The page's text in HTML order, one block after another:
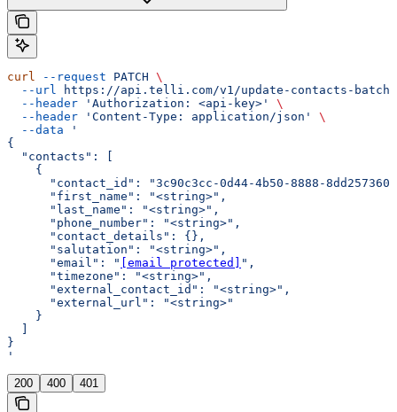
curl --request PATCH \
  --url
https://api.telli.com/v1/update-contacts-batch
  --header
'Authorization: <api-key>'
\
  --header
'Content-Type: application/json'
\
  --data
'
{
  "contacts": [
    {
"contact_id": "3c90c3cc-0d44-4b50-8888-
      "first_name": "<string>",
      "last_name": "<string>",
      "phone_number": "<string>",
      "contact_details": {},
      "salutation": "<string>",
      "email": "
[email protected]
",
      "timezone": "<string>",
      "external_contact_id": "<string>",
      "external_url": "<string>"
    }
}
'
200 400 401